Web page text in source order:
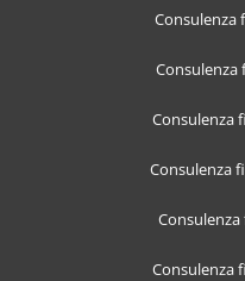
Consulenza
Consulenza
Consulenza
Consulenza
Consulenza